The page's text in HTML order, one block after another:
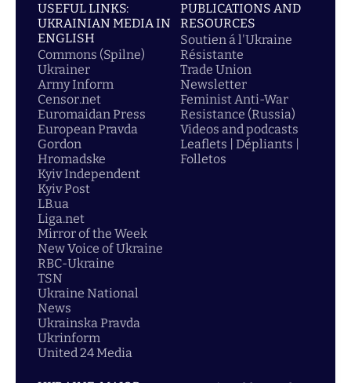
USEFUL LINKS:
UKRAINIAN MEDIA IN
ENGLISH
Commons (Spilne)
Ukrainer
Army Inform
Censor.net
Euromaidan Press
European Pravda
Gordon
Hromadske
Kyiv Independent
Kyiv Post
LB.ua
Liga.net
Mirror of the Week
New Voice of Ukraine
RBC-Ukraine
TSN
Ukraine National
News
Ukrainska Pravda
Ukrinform
United 24 Media
PUBLICATIONS AND
RESOURCES
Soutien á l'Ukraine
Résistante
Trade Union
Newsletter
Feminist Anti-War
Resistance (Russia)
Videos and podcasts
Leaflets | Dépliants |
Folletos